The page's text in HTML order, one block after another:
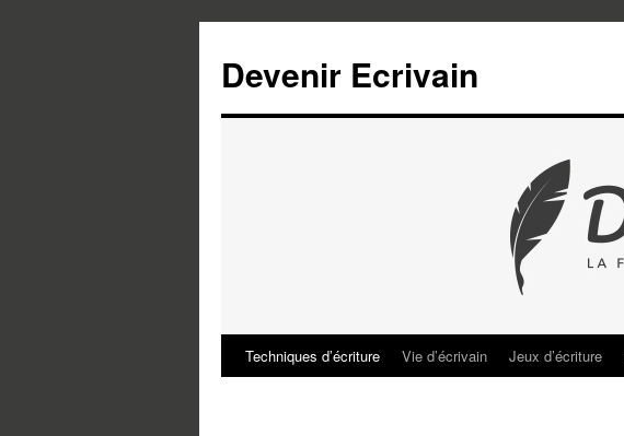
Devenir Ecrivain
Techniques d’écriture Vie d’écrivain Jeux d’écriture